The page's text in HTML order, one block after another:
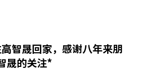
智晟回家，感谢八年来朋
晟的关注*